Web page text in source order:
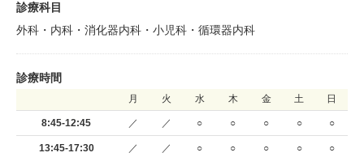
診療科目
外科・内科・消化器内科・小児科・循環器内科
診療時間
月 火 水 木 金 土 日
8:45-12:45 ／ ／ ○ ○ ○ ○ ○
13:45-17:30 ／ ／ ○ ○ ○ ○ ○